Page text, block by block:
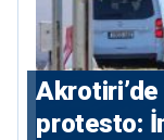
⁠Akrotiri’de
protesto: